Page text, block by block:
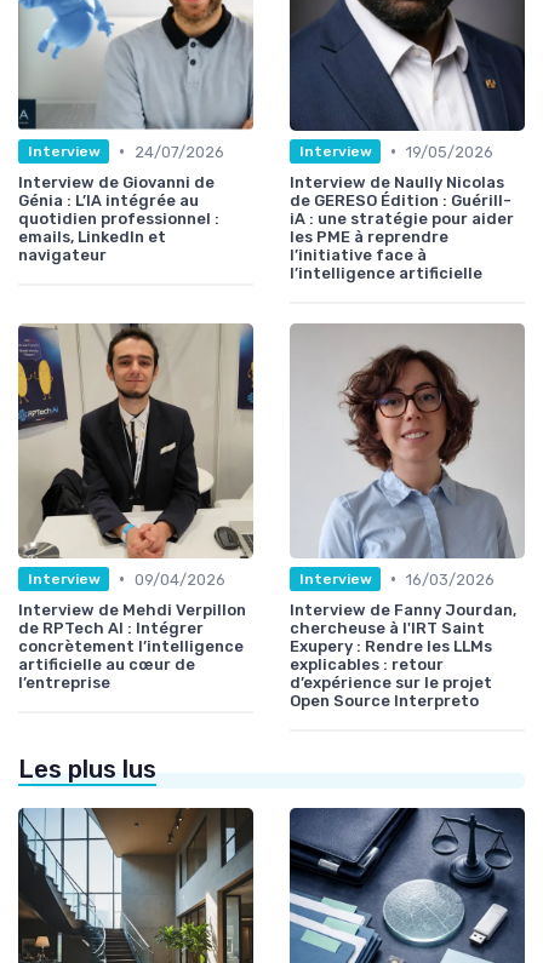
Interview •
24/07/2026
Interview de Giovanni de
Génia : L’IA intégrée au
quotidien professionnel :
emails, LinkedIn et
navigateur
Interview • 19/05/2026
Interview de Naully Nicolas
de GERESO Édition : Guérill-
iA : une stratégie pour aider
les PME à reprendre
l’initiative face à
l’intelligence artificielle
Interview • 09/04/2026
Interview de Mehdi Verpillon
de RPTech AI : Intégrer
concrètement l’intelligence
artificielle au cœur de
l’entreprise
Interview • 16/03/2026
Interview de Fanny Jourdan,
chercheuse à l'IRT Saint
Exupery : Rendre les LLMs
explicables : retour
d’expérience sur le projet
Open Source Interpreto
Les plus lus